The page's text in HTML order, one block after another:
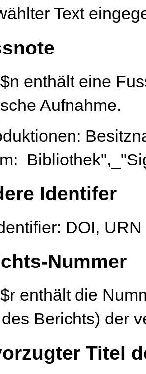
Text
enthält eine
Aufnahme.
Identifer
DOI, URN
Nummer
enthält die
Berichts) der
Titel